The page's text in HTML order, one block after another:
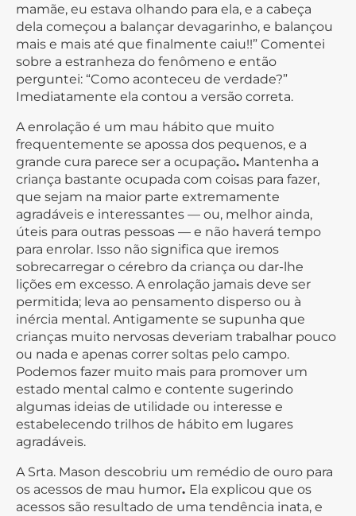
mamãe, eu estava olhando para ela, e a cabeça
dela começou a balançar devagarinho, e balançou
mais e mais até que finalmente caiu!!” Comentei
sobre a estranheza do fenômeno e então
perguntei: “Como aconteceu de verdade?”
Imediatamente ela contou a versão correta.
A enrolação é um mau hábito que muito
frequentemente se apossa dos pequenos, e a
grande cura parece ser a ocupação. Mantenha a
criança bastante ocupada com coisas para fazer,
que sejam na maior parte extremamente
agradáveis e interessantes — ou, melhor ainda,
úteis para outras pessoas — e não haverá tempo
para enrolar. Isso não significa que iremos
sobrecarregar o cérebro da criança ou dar-lhe
lições em excesso. A enrolação jamais deve ser
permitida; leva ao pensamento disperso ou à
inércia mental. Antigamente se supunha que
crianças muito nervosas deveriam trabalhar pouco
ou nada e apenas correr soltas pelo campo.
Podemos fazer muito mais para promover um
estado mental calmo e contente sugerindo
algumas ideias de utilidade ou interesse e
estabelecendo trilhos de hábito em lugares
agradáveis.
A Srta. Mason descobriu um remédio de ouro para
os acessos de mau humor. Ela explicou que os
acessos são resultado de uma tendência inata, e